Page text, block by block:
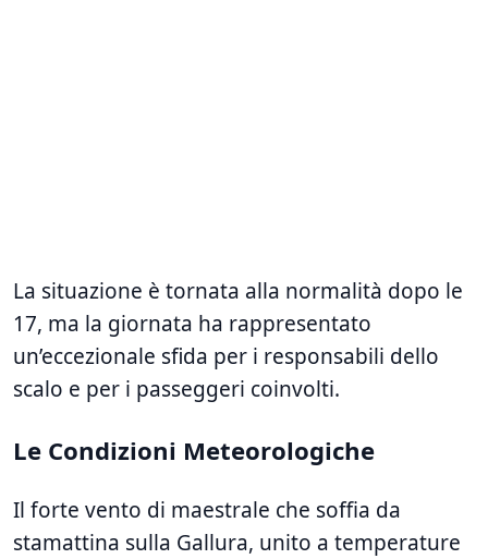
La situazione è tornata alla normalità dopo le
17, ma la giornata ha rappresentato
un’eccezionale sfida per i responsabili dello
scalo e per i passeggeri coinvolti.
Le Condizioni Meteorologiche
Il forte vento di maestrale che soffia da
stamattina sulla Gallura, unito a temperature